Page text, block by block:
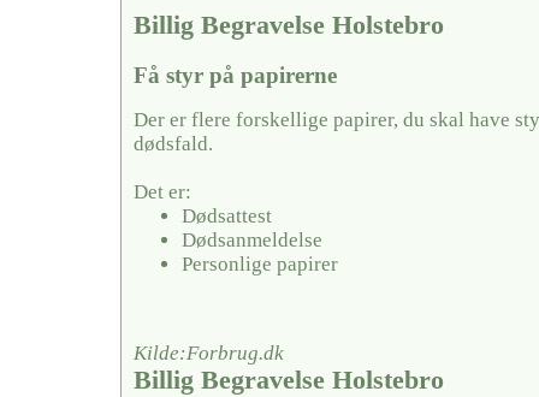
Billig Begravelse Holstebro
Få styr på papirerne
Der er flere forskellige papirer, du skal have
dødsfald.
Det er:
Dødsattest
Dødsanmeldelse
Personlige papirer
Kilde:Forbrug.dk
Billig Begravelse Holstebro